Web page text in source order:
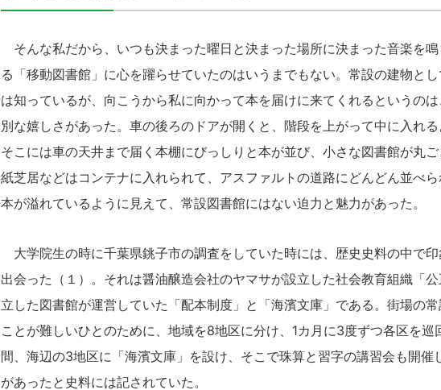
そんな私だから、いつも決まった曜日と決まった場所に決まった音楽を鳴
る「移動図書館」に心を躍らせていたのはいうまでもない。常設の建物と
は知っているが、向こうから私に向かって本を届けに来てくれるというの
別な嬉しさがあった。車の後ろのドアが開くと、階段を上がって中に入れる
そこには車の天井まで届く本棚にびっしりと本が並び、小さな図書館が丸ご
紙芝居などはコンテナに入れられて、アスファルトの道路にどんどん並べ
本が溢れているように見えて、常設図書館にはない迫力と魅力があった。
大学院生の時に千葉県銚子市の調査をしていた時には、歴史史料の中で
出会った（１）。それは醤油醸造会社のヤマサが設立した社会教育組織「
立した図書館が運営していた「配本制度」と「海濱文庫」である。街場の
ことが難しいひとのために、地域を8地区に分け、1カ月に3度ずつ各区を巡
間、海辺の3地区に「海濱文庫」を設け、そこで珠算と習字の講習会も開催
があったと史料には記されていた。